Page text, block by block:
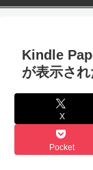
Kindle
が表示さ
X
Pocket